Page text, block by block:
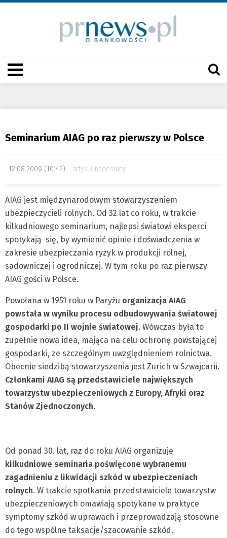
Seminarium AIAG po raz pierwszy w Polsce
12.08.2009 (10:42) artykuł nadesłany
AIAG jest międzynarodowym stowarzyszeniem
ubezpieczycieli rolnych. Od 32 lat co roku, w trakcie
kilkudniowego seminarium, najlepsi światowi eksperci
spotykają się, by wymienić opinie i doświadczenia w
zakresie ubezpieczania ryzyk w produkcji rolnej,
sadowniczej i ogrodniczej. W tym roku po raz pierwszy
AIAG gości w Polsce.
Powołana w 1951 roku w Paryżu organizacja AIAG
powstała w wyniku procesu odbudowywania światowej
gospodarki po II wojnie światowej. Wówczas była to
zupełnie nowa idea, mająca na celu ochronę powstającej
gospodarki, ze szczególnym uwzględnieniem rolnictwa.
Obecnie siedzibą stowarzyszenia jest Zurich w Szwajcarii.
Członkami AIAG są przedstawiciele największych
towarzystw ubezpieczeniowych z Europy, Afryki oraz
Stanów Zjednoczonych.
Od ponad 30. lat, raz do roku AIAG organizuje
kilkudniowe seminaria poświęcone wybranemu
zagadnieniu z likwidacji szkód w ubezpieczeniach
rolnych. W trakcie spotkania przedstawiciele towarzystw
ubezpieczeniowych omawiają spotykane w praktyce
symptomy szkód w uprawach i przeprowadzają stosowne
do tego wspólne taksacje/szacowanie szkód.